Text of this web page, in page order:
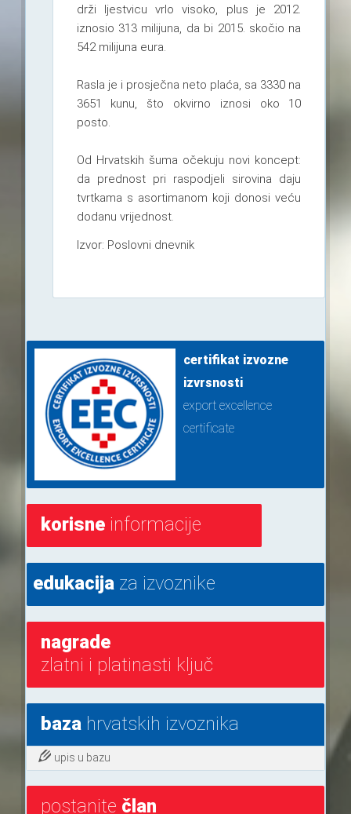
drži ljestvicu vrlo visoko, plus je 2012.
iznosio 313 milijuna, da bi 2015. skočio na
542 milijuna eura.
Rasla je i prosječna neto plaća, sa 3330 na
3651 kunu, što okvirno iznosi oko 10
posto.
Od Hrvatskih šuma očekuju novi koncept:
da prednost pri raspodjeli sirovina daju
tvrtkama s asortimanom koji donosi veću
dodanu vrijednost.
Izvor: Poslovni dnevnik
certifikat izvozne
izvrsnosti
export excellence
certificate
korisneinformacije
edukacijaza izvoznike
nagrade
zlatni i platinasti ključ
bazahrvatskih izvoznika
upis u bazu
postanite član